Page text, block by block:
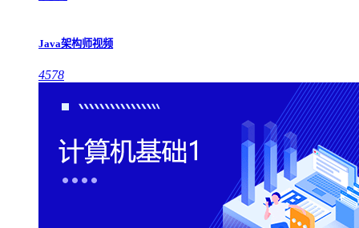
Java架构师视频
4578